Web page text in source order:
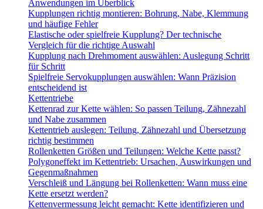
Anwendungen im Überblick
Kupplungen richtig montieren: Bohrung, Nabe, Klemmung
und häufige Fehler
Elastische oder spielfreie Kupplung? Der technische
Vergleich für die richtige Auswahl
Kupplung nach Drehmoment auswählen: Auslegung Schritt
für Schritt
Spielfreie Servokupplungen auswählen: Wann Präzision
entscheidend ist
Kettentriebe
Kettenrad zur Kette wählen: So passen Teilung, Zähnezahl
und Nabe zusammen
Kettentrieb auslegen: Teilung, Zähnezahl und Übersetzung
richtig bestimmen
Rollenketten Größen und Teilungen: Welche Kette passt?
Polygoneffekt im Kettentrieb: Ursachen, Auswirkungen und
Gegenmaßnahmen
Verschleiß und Längung bei Rollenketten: Wann muss eine
Kette ersetzt werden?
Kettenvermessung leicht gemacht: Kette identifizieren und